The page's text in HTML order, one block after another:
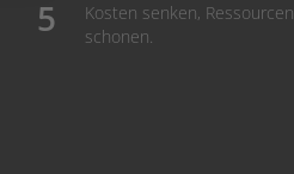
Kosten senken, Ressourcen
schonen.